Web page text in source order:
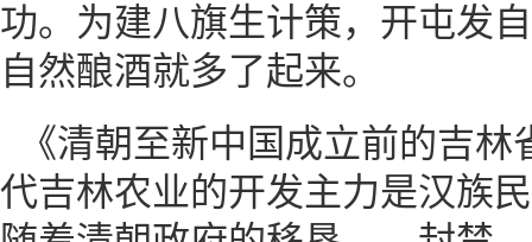
功。为建八旗生计策，开屯发
自然酿酒就多了起来。
《清朝至新中国成立前的吉
代吉林农业的开发主力是汉族